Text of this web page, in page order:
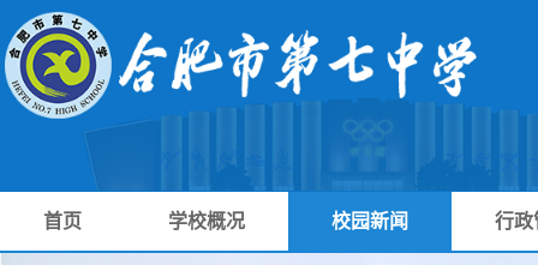
首页 学校概况 校园新闻 行政